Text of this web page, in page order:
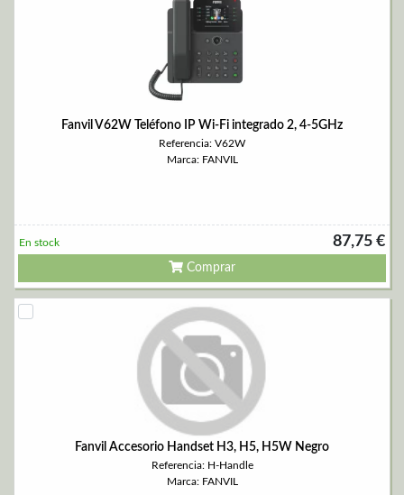
Fanvil V62W Teléfono IP Wi-Fi integrado 2, 4-5GHz
Referencia: V62W
Marca: FANVIL
87,75 €
En stock
Comprar
Fanvil Accesorio Handset H3, H5, H5W Negro
Referencia: H-Handle
Marca: FANVIL